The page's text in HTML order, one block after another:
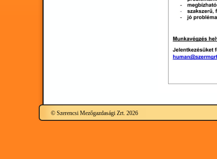
© Szerencsi Mezőgazdasági Zrt. 2026